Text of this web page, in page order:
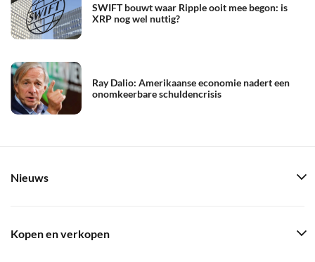
SWIFT bouwt waar Ripple ooit mee begon: is
XRP nog wel nuttig?
Ray Dalio: Amerikaanse economie nadert een
onomkeerbare schuldencrisis
Nieuws
Kopen en verkopen